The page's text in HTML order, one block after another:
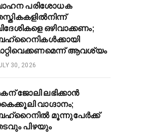
പരിശോധക
ഒഴിവാക്കണം;
ആവശ്യം
30, 2026
ജോലി ലഭിക്കാൻ
വാഗ്ദാനം;
മൂന്നുപേർക്ക്
പിഴയും